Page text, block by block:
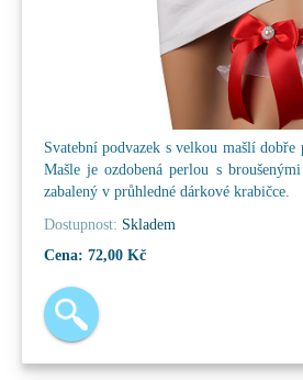
Svatební podvazek s velkou mašlí dobře
Mašle je ozdobená perlou s
zabalený v průhledné dárkové krabičce.
Dostupnost: Skladem
Cena: 72,00 Kč